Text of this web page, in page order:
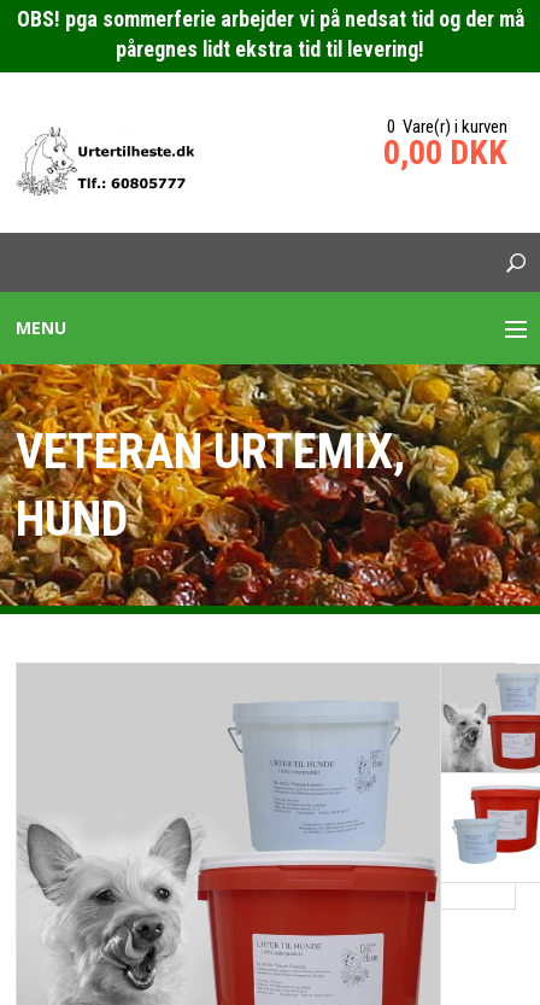
OBS! pga sommerferie arbejder vi på nedsat tid og der må
påregnes lidt ekstra tid til levering!
0 Vare(r) i kurven
0,00 DKK
MENU
URTEBLANDINGER HESTE
SPECIALBLANDING HEST
ENKELTURTER HESTE
PLEJEMIDLER HESTE
HANDELSBETINGELSER
OM URTERTILHESTE.DK
KONTAKT
VETERAN URTEMIX,
HUND